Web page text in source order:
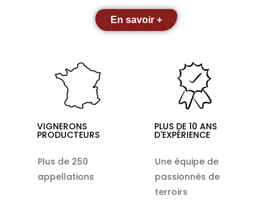
En savoir +
VIGNERONS
PRODUCTEURS
Plus de 250
appellations
PLUS DE 10 ANS
D'EXPÉRIENCE
Une équipe de
passionnés de
terroirs